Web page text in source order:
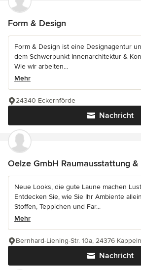
Form & Design
Form & Design ist eine Designagentur
dem Schwerpunkt Innenarchitektur &
Wie wir arbeiten...
Mehr
Nachricht
24340 Eckernförde
Oelze GmbH Raumausstattung
Neue Looks, die gute Laune machen
Entdecken Sie, wie Sie Ihr Ambiente
Stoffen, Teppichen und Far...
Mehr
Nachricht
Bernhard-Liening-Str. 10a, 24376 Kappeln